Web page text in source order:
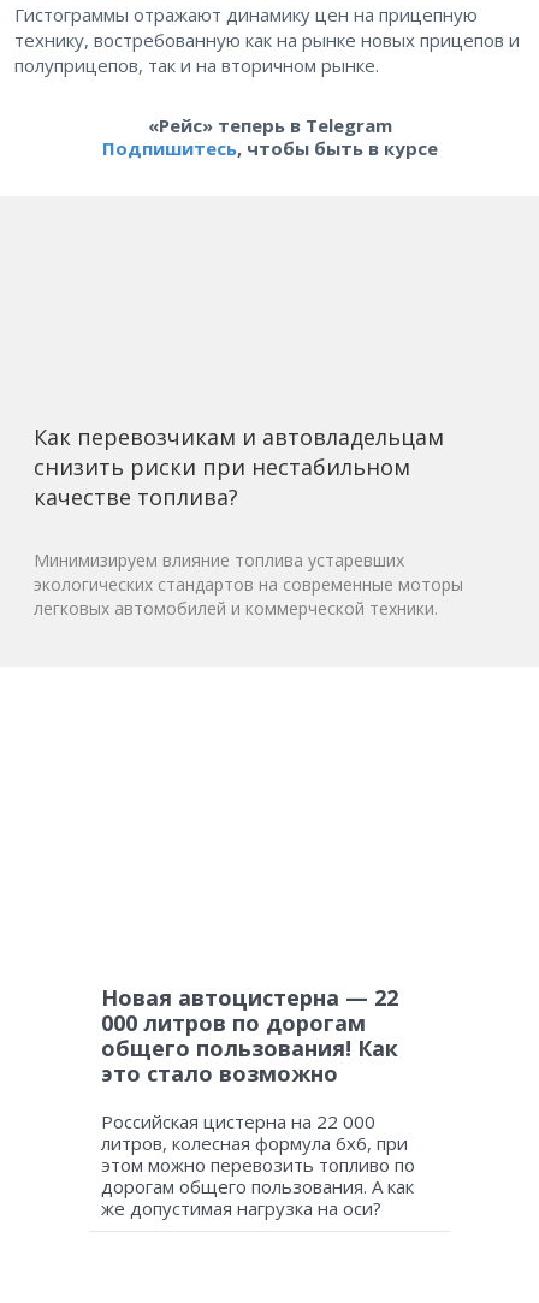
Гистограммы отражают динамику цен на прицепную
технику, востребованную как на рынке новых прицепов и
полуприцепов, так и на вторичном рынке.
«Рейс» теперь в Telegram
Подпишитесь, чтобы быть в курсе
Как перевозчикам и автовладельцам
снизить риски при нестабильном
качестве топлива?
Минимизируем влияние топлива устаревших
экологических стандартов на современные моторы
легковых автомобилей и коммерческой техники.
Новая автоцистерна — 22
000 литров по дорогам
общего пользования! Как
это стало возможно
Российская цистерна на 22 000
литров, колесная формула 6х6, при
этом можно перевозить топливо по
дорогам общего пользования. А как
же допустимая нагрузка на оси?